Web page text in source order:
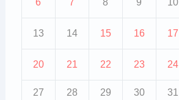
13 14 15 16 17
20 21 22 23 24
27 28 29 30 31